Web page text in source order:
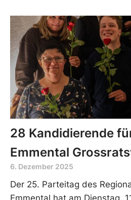
28 Kandidierende
Emmental
6. Dezember 2025
Der 25. Parteitag des
Emmental hat am Dienstag,